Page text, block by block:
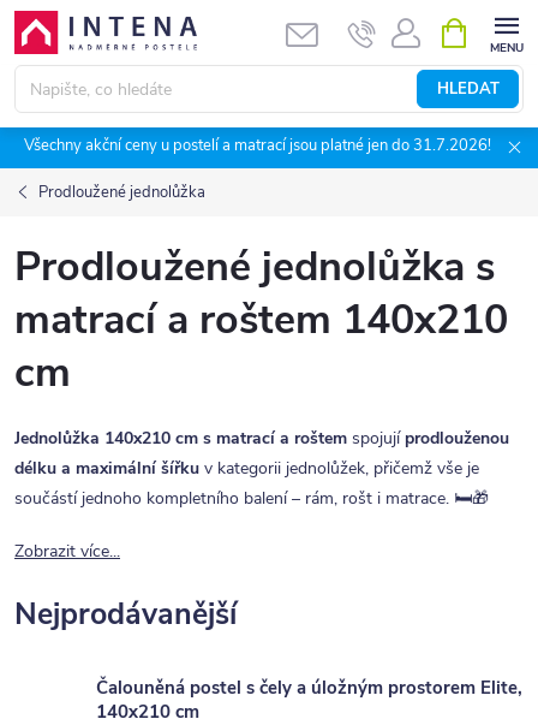
Přejít
obsah
HLEDAT
NÁKUPNÍ
KOŠÍK
Všechny akční ceny u postelí a matrací jsou platné jen do 31.7.2026!
Prodloužené jednolůžka
Prodloužené jednolůžka s
matrací a roštem 140x210
cm
Jednolůžka 140x210 cm s matrací a roštem spojují prodlouženou
délku a maximální šířku v kategorii jednolůžek, přičemž vše je
součástí jednoho kompletního balení – rám, rošt i matrace. 🛏️🎁
Zobrazit více...
Nejprodávanější
Čalouněná postel s čely a úložným prostorem Elite,
140x210 cm